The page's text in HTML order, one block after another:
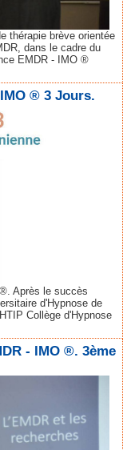
thérapie brève orientée
dans le cadre du
EMDR - IMO ®
® 3 Jours.
Après le succès
d'Hypnose de
Collège d'Hypnose
- IMO ®. 3ème